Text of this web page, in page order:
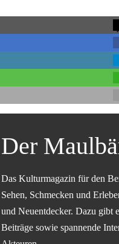
Der
Das Kulturmagazin für den
Sehen, Schmecken und
und Neuentdecker. Dazu gibt
Beiträge sowie spannende